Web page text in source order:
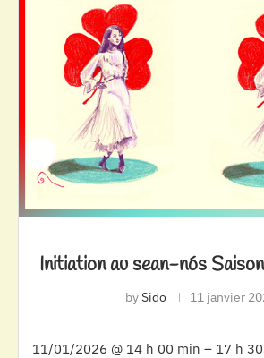
Initiation au sean-nós
bySido 11 janvier
11/01/2026 @ 14 h 00 min – 17 h